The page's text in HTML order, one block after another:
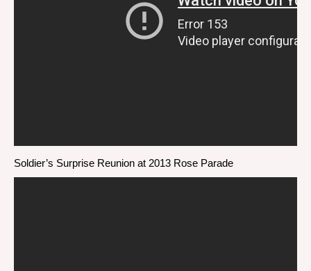
Soldier’s Surprise Reunion at 2013 Rose Parade